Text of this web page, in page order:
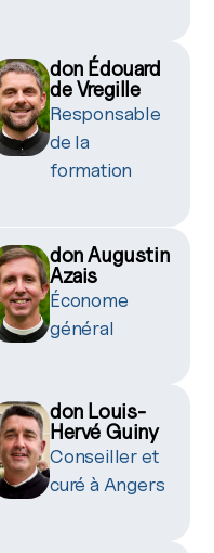
don Édouard
de Vregille
Responsable
de la
formation
don Augustin
Azais
Économe
général
don Louis-
Hervé Guiny
Conseiller et
curé à Angers